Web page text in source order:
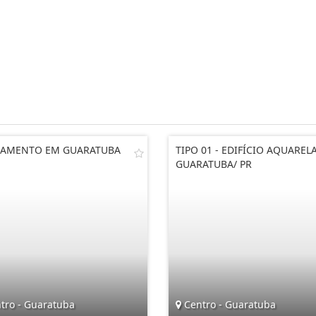
EM GUARATUBA
- Guaratuba
TIPO 01 - EDIFÍCIO
GUARATUBA/ PR
Centro - Guaratuba